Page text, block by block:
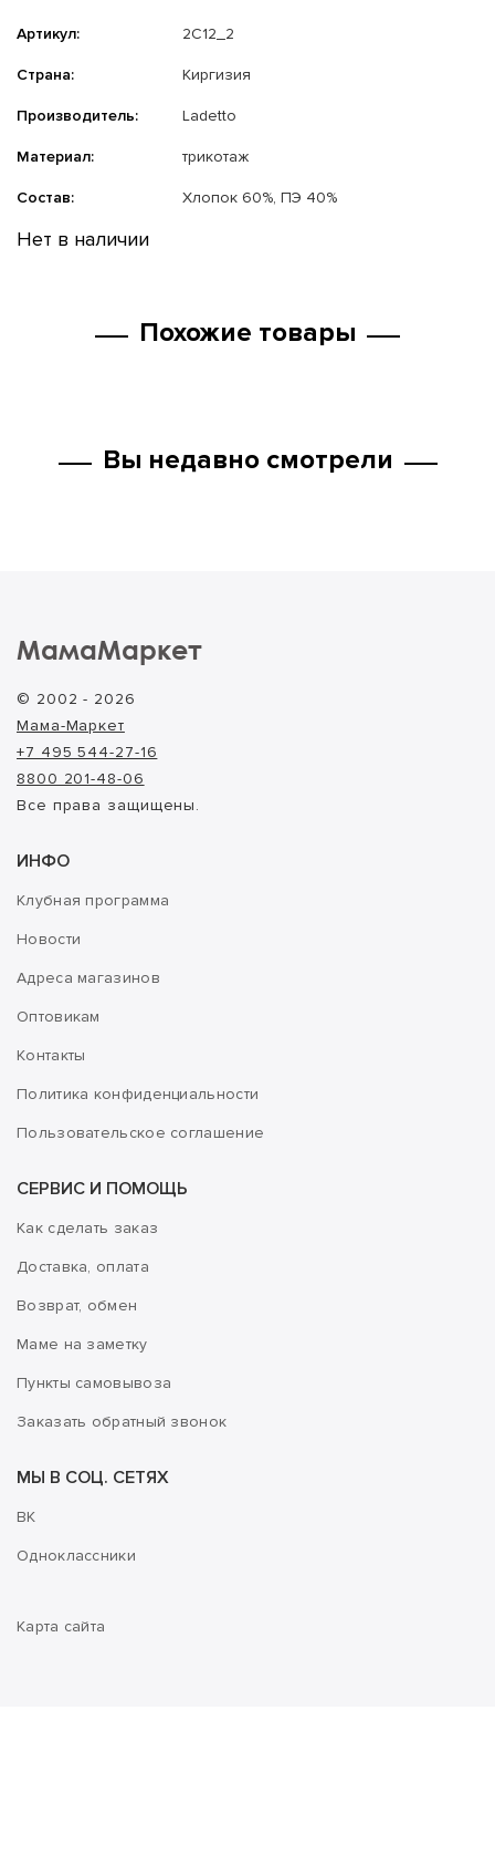
Артикул: 2С12_2
Страна: Киргизия
Производитель: Ladetto
Материал: трикотаж
Состав: Хлопок 60%, ПЭ 40%
Нет в наличии
Похожие товары
Вы недавно смотрели
МамаМаркет
© 2002 - 2026
Мама-Маркет
+7 495 544-27-16
8800 201-48-06
Все права защищены.
ИНФО
Клубная программа
Новости
Адреса магазинов
Оптовикам
Контакты
Политика конфиденциальности
Пользовательское соглашение
СЕРВИС И ПОМОЩЬ
Как сделать заказ
Доставка, оплата
Возврат, обмен
Маме на заметку
Пункты самовывоза
Заказать обратный звонок
МЫ В СОЦ. СЕТЯХ
ВК
Одноклассники
Карта сайта